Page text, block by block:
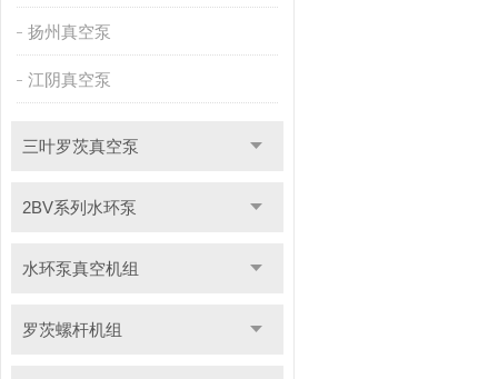
扬州真空泵
江阴真空泵
三叶罗茨真空泵
2BV系列水环泵
水环泵真空机组
罗茨螺杆机组